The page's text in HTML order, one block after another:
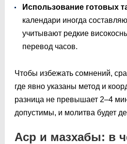
Использование готовых
календари иногда
учитывают редкие
перевод часов.
Чтобы избежать сомнений,
где явно указаны метод и
разница не превышает 2–4
допустимы, и молитва будет
Аср и мазхабы: в